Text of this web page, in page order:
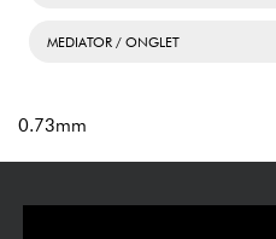
MEDIATOR / ONGLET
0.73mm